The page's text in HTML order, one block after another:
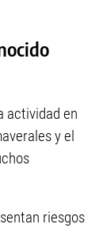
actividad en
y el
riesgos